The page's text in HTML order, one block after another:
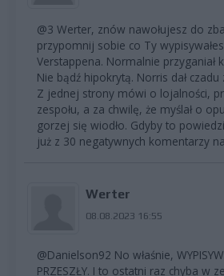
@3 Werter, znów nawołujesz do
przypomnij sobie co Ty
Verstappena. Normalnie przyganiał
Nie bądź hipokrytą. Norris dał
Z jednej strony mówi o lojalności,
zespołu, a za chwilę, że myślał o
gorzej się wiodło. Gdyby to
już z 30 negatywnych komentarzy
Werter
08.08.2023 16:55
@Danielson92 No właśnie,
PRZESZŁY. I to ostatni raz chyba w